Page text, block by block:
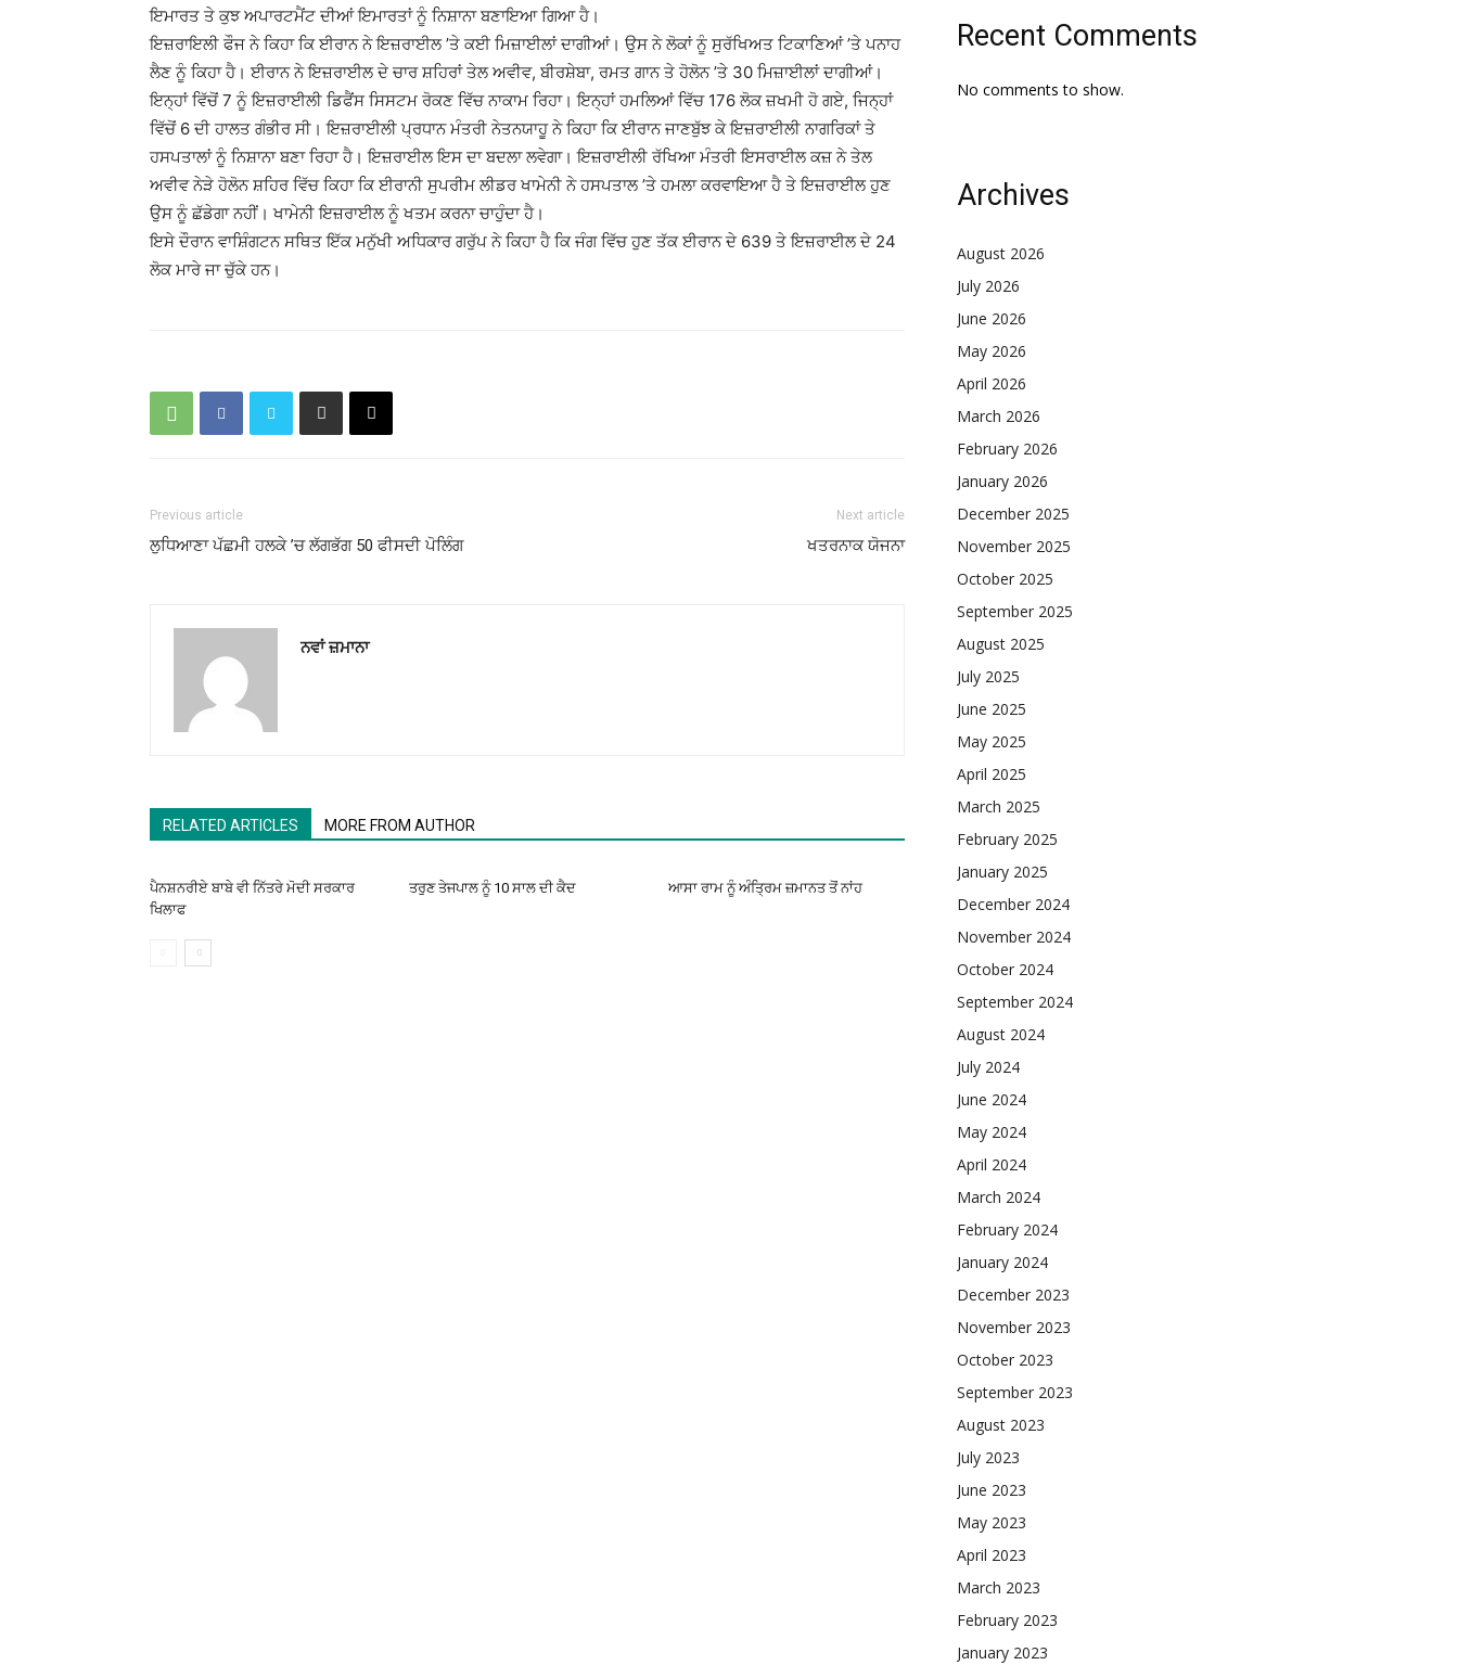
ਇਮਾਰਤ ਤੇ ਕੁਝ ਅਪਾਰਟਮੈਂਟ ਦੀਆਂ ਇਮਾਰਤਾਂ ਨੂੰ ਨਿਸ਼ਾਨਾ ਬਣਾਇਆ ਗਿਆ ਹੈ।
ਇਜ਼ਰਾਇਲੀ ਫੌਜ ਨੇ ਕਿਹਾ ਕਿ ਈਰਾਨ ਨੇ ਇਜ਼ਰਾਈਲ ’ਤੇ ਕਈ ਮਿਜ਼ਾਈਲਾਂ ਦਾਗੀਆਂ। ਉਸ ਨੇ ਲੋਕਾਂ ਨੂੰ ਸੁਰੱਖਿਅਤ ਟਿਕਾਣਿਆਂ ’ਤੇ ਪਨਾਹ
ਲੈਣ ਨੂੰ ਕਿਹਾ ਹੈ। ਈਰਾਨ ਨੇ ਇਜ਼ਰਾਈਲ ਦੇ ਚਾਰ ਸ਼ਹਿਰਾਂ ਤੇਲ ਅਵੀਵ, ਬੀਰਸ਼ੇਬਾ, ਰਮਤ ਗਾਨ ਤੇ ਹੋਲੋਨ ’ਤੇ 30 ਮਿਜ਼ਾਈਲਾਂ ਦਾਗੀਆਂ।
ਇਨ੍ਹਾਂ ਵਿੱਚੋਂ 7 ਨੂੰ ਇਜ਼ਰਾਈਲੀ ਡਿਫੈਂਸ ਸਿਸਟਮ ਰੋਕਣ ਵਿੱਚ ਨਾਕਾਮ ਰਿਹਾ। ਇਨ੍ਹਾਂ ਹਮਲਿਆਂ ਵਿੱਚ 176 ਲੋਕ ਜ਼ਖਮੀ ਹੋ ਗਏ, ਜਿਨ੍ਹਾਂ
ਵਿੱਚੋਂ 6 ਦੀ ਹਾਲਤ ਗੰਭੀਰ ਸੀ। ਇਜ਼ਰਾਈਲੀ ਪ੍ਰਧਾਨ ਮੰਤਰੀ ਨੇਤਨਯਾਹੂ ਨੇ ਕਿਹਾ ਕਿ ਈਰਾਨ ਜਾਣਬੁੱਝ ਕੇ ਇਜ਼ਰਾਈਲੀ ਨਾਗਰਿਕਾਂ ਤੇ
ਹਸਪਤਾਲਾਂ ਨੂੰ ਨਿਸ਼ਾਨਾ ਬਣਾ ਰਿਹਾ ਹੈ। ਇਜ਼ਰਾਈਲ ਇਸ ਦਾ ਬਦਲਾ ਲਵੇਗਾ। ਇਜ਼ਰਾਈਲੀ ਰੱਖਿਆ ਮੰਤਰੀ ਇਸਰਾਈਲ ਕਜ਼ ਨੇ ਤੇਲ
ਅਵੀਵ ਨੇੜੇ ਹੋਲੋਨ ਸ਼ਹਿਰ ਵਿੱਚ ਕਿਹਾ ਕਿ ਈਰਾਨੀ ਸੁਪਰੀਮ ਲੀਡਰ ਖਾਮੇਨੀ ਨੇ ਹਸਪਤਾਲ ’ਤੇ ਹਮਲਾ ਕਰਵਾਇਆ ਹੈ ਤੇ ਇਜ਼ਰਾਈਲ ਹੁਣ
ਉਸ ਨੂੰ ਛੱਡੇਗਾ ਨਹੀਂ। ਖਾਮੇਨੀ ਇਜ਼ਰਾਈਲ ਨੂੰ ਖਤਮ ਕਰਨਾ ਚਾਹੁੰਦਾ ਹੈ।
ਇਸੇ ਦੌਰਾਨ ਵਾਸ਼ਿੰਗਟਨ ਸਥਿਤ ਇੱਕ ਮਨੁੱਖੀ ਅਧਿਕਾਰ ਗਰੁੱਪ ਨੇ ਕਿਹਾ ਹੈ ਕਿ ਜੰਗ ਵਿੱਚ ਹੁਣ ਤੱਕ ਈਰਾਨ ਦੇ 639 ਤੇ ਇਜ਼ਰਾਈਲ ਦੇ 24
ਲੋਕ ਮਾਰੇ ਜਾ ਚੁੱਕੇ ਹਨ।
Previous article
ਲੁਧਿਆਣਾ ਪੱਛਮੀ ਹਲਕੇ ’ਚ ਲੱਗਭੱਗ 50 ਫੀਸਦੀ ਪੋਲਿੰਗ
Next article
ਖਤਰਨਾਕ ਯੋਜਨਾ
ਨਵਾਂ ਜ਼ਮਾਨਾ
RELATED ARTICLES MORE FROM AUTHOR
ਪੈਨਸ਼ਨਰੀਏ ਬਾਬੇ ਵੀ ਨਿੱਤਰੇ ਮੋਦੀ ਸਰਕਾਰ
ਖਿਲਾਫ
ਤਰੁਣ ਤੇਜਪਾਲ ਨੂੰ 10 ਸਾਲ ਦੀ ਕੈਦ ਆਸਾ ਰਾਮ ਨੂੰ ਅੰਤ੍ਰਿਮ ਜ਼ਮਾਨਤ ਤੋਂ ਨਾਂਹ
Recent Comments
No comments to show.
Archives
August 2026
July 2026
June 2026
May 2026
April 2026
March 2026
February 2026
January 2026
December 2025
November 2025
October 2025
September 2025
August 2025
July 2025
June 2025
May 2025
April 2025
March 2025
February 2025
January 2025
December 2024
November 2024
October 2024
September 2024
August 2024
July 2024
June 2024
May 2024
April 2024
March 2024
February 2024
January 2024
December 2023
November 2023
October 2023
September 2023
August 2023
July 2023
June 2023
May 2023
April 2023
March 2023
February 2023
January 2023